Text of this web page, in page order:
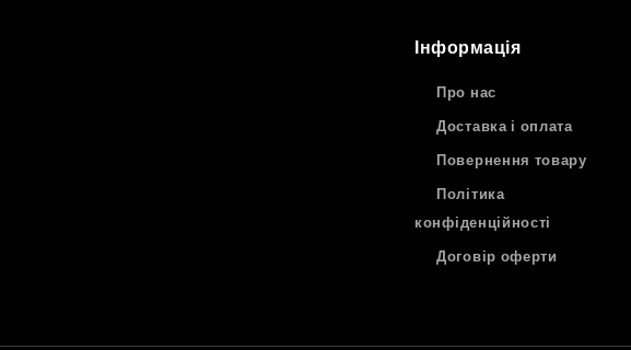
Інформація
Про нас
Доставка і оплата
Повернення товару
Політика
конфіденційності
Договір оферти